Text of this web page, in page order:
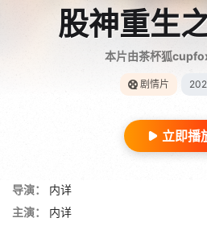
股神重生
本片由茶杯狐
剧情片
立即播
导演：
内详
主演：
内详